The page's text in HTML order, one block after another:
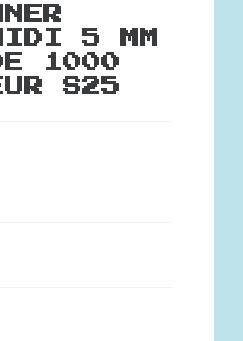
5 MM
1000
S25